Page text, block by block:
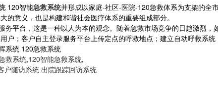
120智能急救系统并形成以家庭-社区-医院-120急救体系为支架的全
的意义，也是构建和谐社会医疗体系的重要组成部分。
平台，这是一种以人为本的观念。随着急救市场竞争的日趋激烈，
户；客户自主登录服务平台上传定点的呼救地点；建立自动呼救系
统 120急救系统
救系统,120智能急救系统,
户随访系统 出院跟踪回访系统